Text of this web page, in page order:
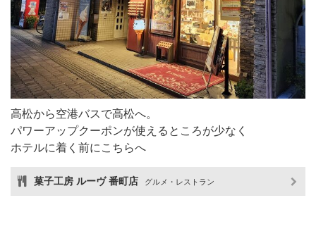
高松から空港バスで高松へ。
パワーアップクーポンが使えるところが少なく
ホテルに着く前にこちらへ
菓子工房 ルーヴ 番町店 グルメ・レストラン